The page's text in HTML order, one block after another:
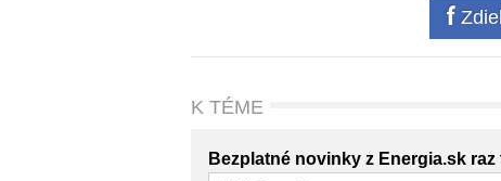
K TÉME
Bezplatné novinky z Energia.sk raz